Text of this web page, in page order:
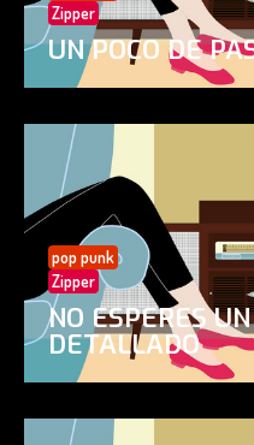
Zipper
UN POCO DE
pop punk
Zipper
NO ESPERES
DETALLADO